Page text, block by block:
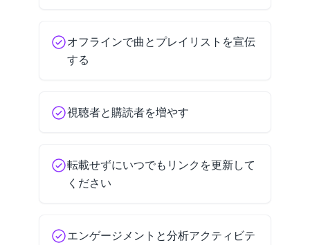
オフラインで曲とプレイリストを宣伝
する
視聴者と購読者を増やす
転載せずにいつでもリンクを更新して
ください
エンゲージメントと分析アクティビテ